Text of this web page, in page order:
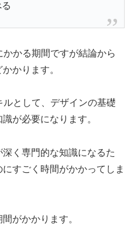
かる期間ですが結論から
かります。
として、デザインの基礎
が必要になります。
く専門的な知識になるた
すごく時間がかかってしま
がかかります。